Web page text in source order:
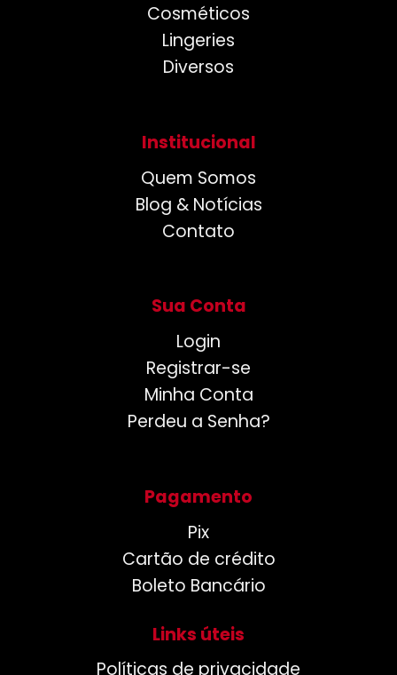
Cosméticos
Lingeries
Diversos
Institucional
Quem Somos
Blog & Notícias
Contato
Sua Conta
Login
Registrar-se
Minha Conta
Perdeu a Senha?
Pagamento
Pix
Cartão de crédito
Boleto Bancário
Links úteis
Políticas de privacidade